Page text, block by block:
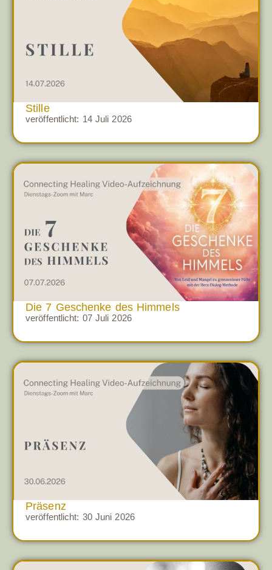
Stille
veröffentlicht: 14 Juli 2026
Die 7 Geschenke des Himmels
veröffentlicht: 07 Juli 2026
Präsenz
veröffentlicht: 30 Juni 2026